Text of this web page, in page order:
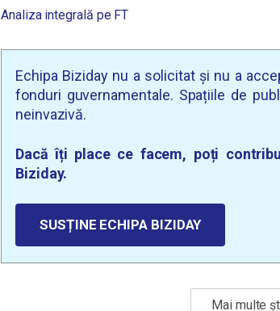
Analiza integrală pe FT
Echipa Biziday nu a solicitat și nu a
fonduri guvernamentale. Spațiile de
neinvazivă.
Dacă îți place ce facem, poți
Biziday.
SUSȚINE ECHIPA BIZIDAY
Mai multe